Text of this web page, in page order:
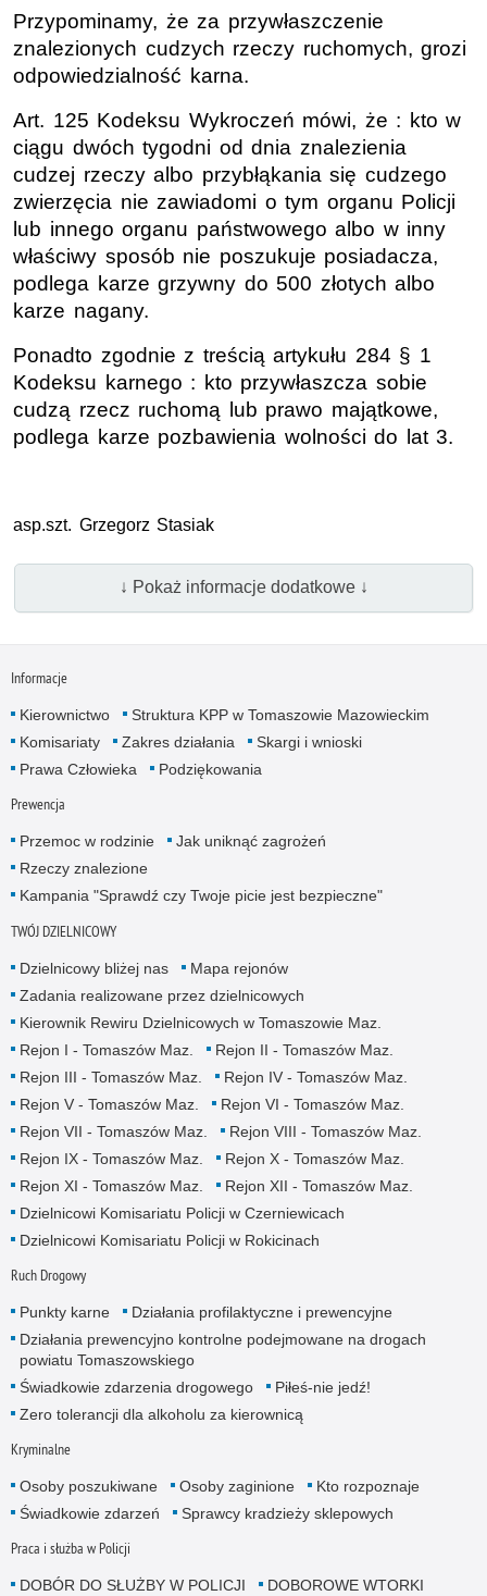
Przypominamy, że za przywłaszczenie
znalezionych cudzych rzeczy ruchomych, grozi
odpowiedzialność karna.
Art. 125 Kodeksu Wykroczeń mówi, że : kto w
ciągu dwóch tygodni od dnia znalezienia
cudzej rzeczy albo przybłąkania się cudzego
zwierzęcia nie zawiadomi o tym organu Policji
lub innego organu państwowego albo w inny
właściwy sposób nie poszukuje posiadacza,
podlega karze grzywny do 500 złotych albo
karze nagany.
Ponadto zgodnie z treścią artykułu 284 § 1
Kodeksu karnego : kto przywłaszcza sobie
cudzą rzecz ruchomą lub prawo majątkowe,
podlega karze pozbawienia wolności do lat 3.
asp.szt. Grzegorz Stasiak
↓ Pokaż informacje dodatkowe ↓
Informacje
Kierownictwo
Struktura KPP w Tomaszowie Mazowieckim
Komisariaty
Zakres działania
Skargi i wnioski
Prawa Człowieka
Podziękowania
Prewencja
Przemoc w rodzinie
Jak uniknąć zagrożeń
Rzeczy znalezione
Kampania "Sprawdź czy Twoje picie jest bezpieczne"
TWÓJ DZIELNICOWY
Dzielnicowy bliżej nas
Mapa rejonów
Zadania realizowane przez dzielnicowych
Kierownik Rewiru Dzielnicowych w Tomaszowie Maz.
Rejon I - Tomaszów Maz.
Rejon II - Tomaszów Maz.
Rejon III - Tomaszów Maz.
Rejon IV - Tomaszów Maz.
Rejon V - Tomaszów Maz.
Rejon VI - Tomaszów Maz.
Rejon VII - Tomaszów Maz.
Rejon VIII - Tomaszów Maz.
Rejon IX - Tomaszów Maz.
Rejon X - Tomaszów Maz.
Rejon XI - Tomaszów Maz.
Rejon XII - Tomaszów Maz.
Dzielnicowi Komisariatu Policji w Czerniewicach
Dzielnicowi Komisariatu Policji w Rokicinach
Ruch Drogowy
Punkty karne
Działania profilaktyczne i prewencyjne
Działania prewencyjno kontrolne podejmowane na drogach
powiatu Tomaszowskiego
Świadkowie zdarzenia drogowego
Piłeś-nie jedź!
Zero tolerancji dla alkoholu za kierownicą
Kryminalne
Osoby poszukiwane Osoby zaginione
Kto rozpoznaje
Świadkowie zdarzeń
Sprawcy kradzieży sklepowych
Praca i służba w Policji
DOBÓR DO SŁUŻBY W POLICJI
DOBOROWE WTORKI